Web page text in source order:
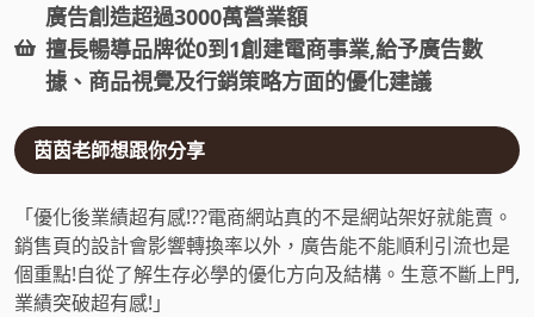
廣告創造超過3000萬營業額
擅長暢導品牌從0到1創建電商事業,給予廣告數
據、商品視覺及行銷策略方面的優化建議
茵茵老師想跟你分享
「優化後業績超有感!??電商網站真的不是網站架好就能賣。
銷售頁的設計會影響轉換率以外，廣告能不能順利引流也是
個重點!自從了解生存必學的優化方向及結構。生意不斷上門,
業績突破超有感!」